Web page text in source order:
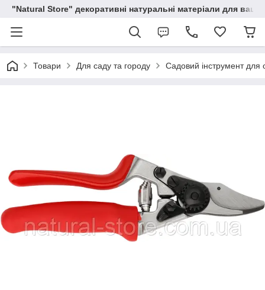
"Natural Store" декоративні натуральні матеріали для
Товари Для саду та городу Садовий інструмент для